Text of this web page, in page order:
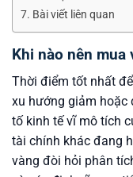
Bài viết liên quan
Khi nào nên mua
Thời điểm tốt nhất
xu hướng giảm hoặc
tố kinh tế vĩ mô tích
tài chính khác đang
vàng đòi hỏi phân